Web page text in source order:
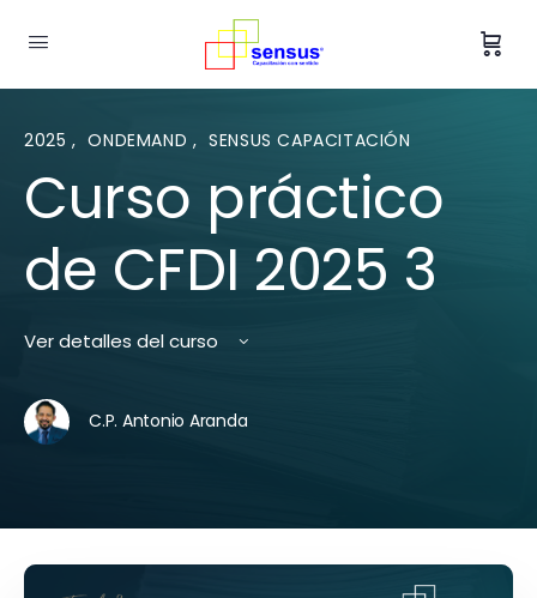
2025, ONDEMAND , SENSUS CAPACITACIÓN
Curso práctico
de CFDI 2025 3
Ver detalles del curso
C.P. Antonio Aranda